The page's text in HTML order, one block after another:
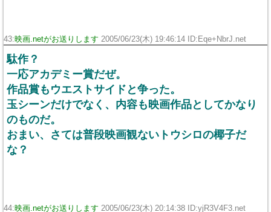
43:映画.netがお送りします 2005/06/23(木) 19:46:14 ID:Eqe+NbrJ.net
駄作？
一応アカデミー賞だぜ。
作品賞もウエストサイドと争った。
玉シーンだけでなく、内容も映画作品としてかなり
のものだ。
おまい、さては普段映画観ないトウシロの椰子だ
な？
44:映画.netがお送りします 2005/06/23(木) 20:14:38 ID:yjR3V4F3.net